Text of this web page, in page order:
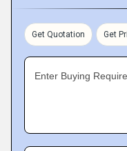
manufacturing
Get Quotation Get
Enter Buying